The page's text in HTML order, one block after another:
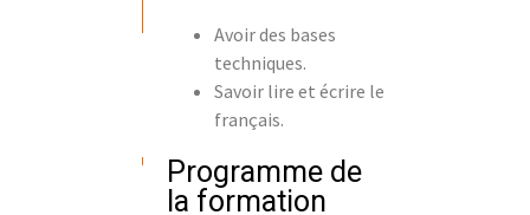
Avoir des bases
techniques.
Savoir lire et écrire le
français.
Programme de
la formation